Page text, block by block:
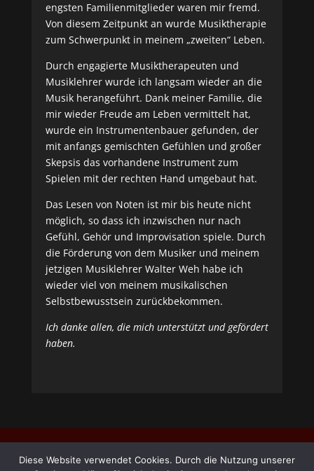
engsten Familienmitglieder waren mir fremd.
Von diesem Zeitpunkt an wurde Musiktherapie
zum Schwerpunkt in meinem „zweiten“ Leben.
Durch engagierte Musiktherapeuten und
Musiklehrer wurde ich langsam wieder an die
Musik herangeführt. Dank meiner Familie, die
mir wieder Freude am Leben vermittelt hat,
wurde ein Instrumentenbauer gefunden, der
mit anfangs gemischten Gefühlen und großer
Skepsis das vorhandene Instrument zum
Spielen mit der rechten Hand umgebaut hat.
Das Lesen von Noten ist mir bis heute nicht
möglich, so dass ich inzwischen nur nach
Gefühl, Gehör und Improvisation spiele. Durch
die Förderung von dem Musiker und meinem
jetzigen Musiklehrer Walter Weh habe ich
wieder viel von meinem musikalischen
Selbstbewusstsein zurückbekommen.
Ich danke allen, die mich unterstützt und gefördert
haben.
Diese Website verwendet Cookies. Durch die Nutzung unserer